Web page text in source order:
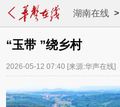
湖南在线>
“玉带 ”绕乡村
2026-05-12 07:40 [来源:华声在线]